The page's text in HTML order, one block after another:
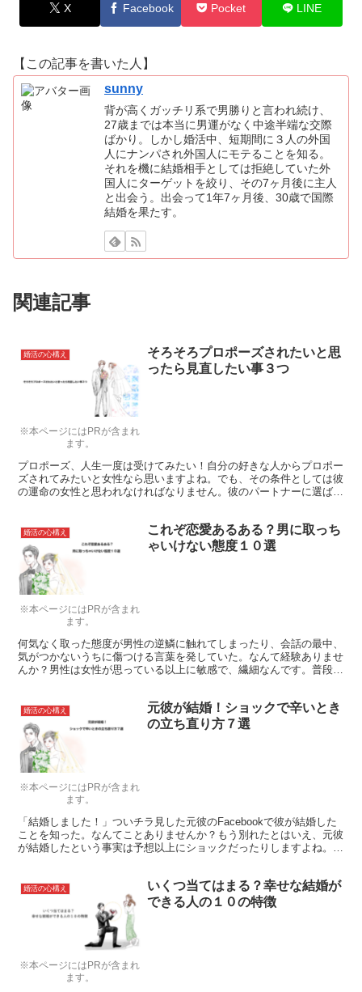
X Facebook Pocket LINE
【この記事を書いた人】
sunny
背が高くガッチリ系で男勝りと言われ続け、
27歳までは本当に男運がなく中途半端な交際
ばかり。しかし婚活中、短期間に３人の外国
人にナンパされ外国人にモテることを知る。
それを機に結婚相手としては拒絶していた外
国人にターゲットを絞り、その7ヶ月後に主人
と出会う。出会って1年7ヶ月後、30歳で国際
結婚を果たす。
関連記事
※本ページにはPRが含まれ
ます。
婚活の心構え
そろそろプロポーズされたいと思
ったら見直したい事３つ
プロポーズ、人生一度は受けてみたい！自分の好きな人からプロポー
ズされてみたいと女性なら思いますよね。でも、その条件としては彼
の運命の女性と思われなければなりません。彼のパートナーに選ばれ
※本ページにはPRが含まれ
ます。
婚活の心構え
これぞ恋愛あるある？男に取っち
ゃいけない態度１０選
何気なく取った態度が男性の逆鱗に触れてしまったり、会話の最中、
気がつかないうちに傷つける言葉を発していた。なんて経験ありませ
んか？男性は女性が思っている以上に敏感で、繊細なんです。普段
※本ページにはPRが含まれ
ます。
婚活の心構え
元彼が結婚！ショックで辛いとき
の立ち直り方７選
「結婚しました！」ついチラ見した元彼のFacebookで彼が結婚した
ことを知った。なんてことありませんか？もう別れたとはいえ、元彼
が結婚したという事実は予想以上にショックだったりしますよね。そ
※本ページにはPRが含まれ
ます。
婚活の心構え
いくつ当てはまる？幸せな結婚が
できる人の１０の特徴